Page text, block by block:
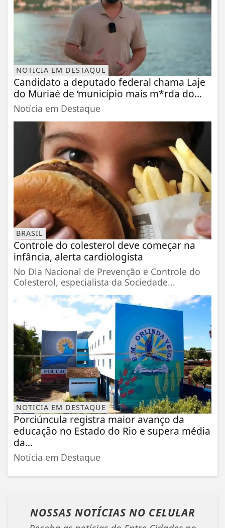
NOTICIA EM DESTAQUE
Candidato a deputado federal chama Laje
do Muriaé de ‘município mais m*rda do...
Notícia em Destaque
BRASIL
Controle do colesterol deve começar na
infância, alerta cardiologista
No Dia Nacional de Prevenção e Controle do
Colesterol, especialista da Sociedade...
NOTICIA EM DESTAQUE
Porciúncula registra maior avanço da
educação no Estado do Rio e supera média
da...
Notícia em Destaque
NOSSAS NOTÍCIAS NO CELULAR